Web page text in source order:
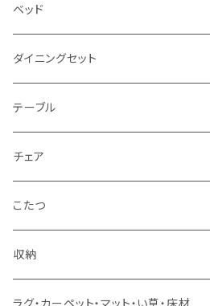
2.5人掛け
2人掛け
1人掛け
カウチソファ
コーナーソファ
ソファセット
スツール・オットマン
ベッド
シングルサイズ以下（フレームのみ）
セミダブルサイズ（フレームのみ）
ダブルサイズ（フレームのみ）
ワイドダブルサイズ以上（フレームのみ）
シングルサイズ以下（マットレス付）
セミダブルサイズ（マットレス付）
ダイニングセット
ダイニング3点セット以下
ダイニング4点セット
ダイニング5点・6点セット
ダイニング7点セット以上
テーブル
センターテーブル
ダイニングテーブル
カウンターテーブル
リフティングテーブル
チェア
ダイニングチェア
カウンターチェア
キッズチェア
こたつ
こたつテーブル
こたつ布団
収納
本棚・シェルフ
ラグ・カーペット・マット・い草・床材